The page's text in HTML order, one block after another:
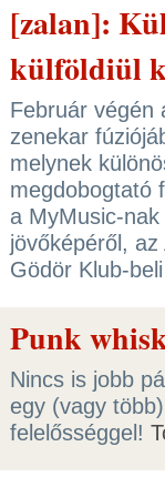
[zalan]:
külföldiül
Február végén
zenekar
melynek
megdobogtató
a MyMusic-
jövőképéről,
Gödör Klub-
Punk
Nincs is jobb
egy (vagy
felelősséggel!